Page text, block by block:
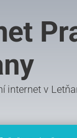
internet v